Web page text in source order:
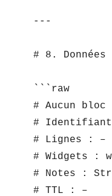
---
# 8.
```raw
# Aucun
#
# Lignes : –
# Widgets :
# Notes :
# TTL : –